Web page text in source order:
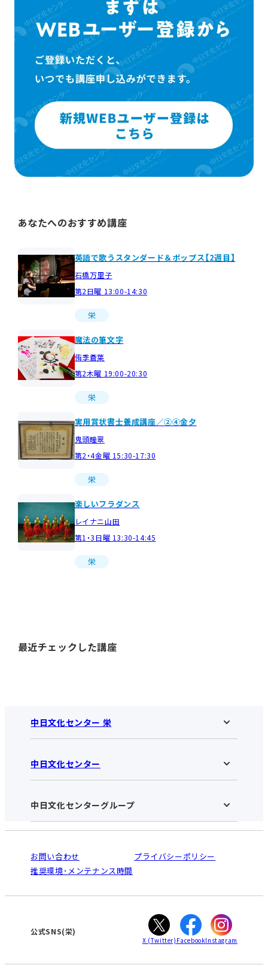
あなたへのおすすめ講座
英語で歌うスタンダード＆ポップス【2週目】
石橋万里子
第2日曜 13:00-14:30
栄
魔法の筆文字
侑季蒼葉
第2木曜 19:00-20:30
栄
実用賞状書士養成講座／②④金夕
鬼頭瞳翠
第2・4金曜 15:30-17:30
栄
楽しいフラダンス
レイナニ山田
第1・3日曜 13:30-14:45
栄
最近チェックした講座
中日文化センター 栄
中日文化センター 栄HOME
お知らせ
アクセス･営業時間
お申し込みの流れ
入会と受講のご案内
中日文化センター
中日文化センターHOME
中日文化センターとは
受講規約・会員特典
ご利用ガイド
オンライン講座受講の手順
WEBサイトのよくある質問
中日文化センターグループ
南大高
犬山
高蔵寺
大垣
津
お問い合わせ
プライバシーポリシー
推奨環境･メンテナンス時間
公式SNS(栄)
X (Twitter) FacebookInstagram